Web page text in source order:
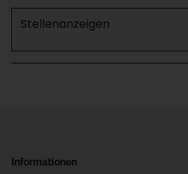
Stellenanzeigen
Informationen